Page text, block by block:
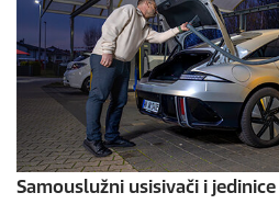
Samouslužni usisivači i